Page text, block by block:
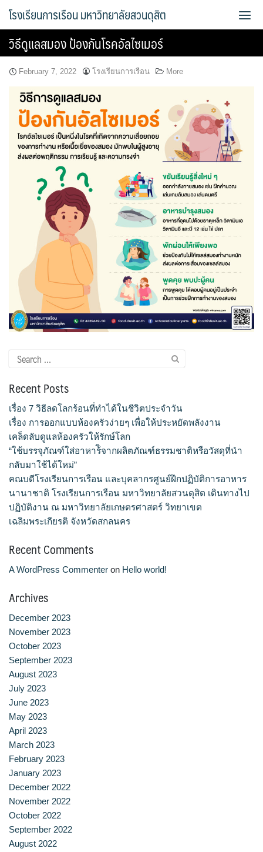
content
Bread Exclusive
Cake Exclusive
main
main2
Sample Page
การจัดการความรู้ (KM)
ข้อมูลติดต่อและการเดินทาง
ขั้นตอน/แนวทางการปฏิบัติงาน
คณะกรรมการประจำโรงเรียนการเรือน
ค่าเล่าเรียน
ค่าเล่าเรียน
คำถามที่พบบ่อย
คำสั่งแต่งตั้งคณะกรรมการด้านต่าง ๆ
คู่มือนักศึกษา
จำนวนบุคลากรและนักศึกษาโรงเรียนการเรือน
ตารางเรียน
ทำเนียบคณบดี
ทิศทางการดำเนินงานของมหาวิทยาลัยสวนดุสิต
ทุนการศึกษา
นักศึกษา
บันทึกเทปกิจกรรม
บุคลากรสายวิชาการ
บุคลากรสายสนับสนุนวิชาการ
ประวัติ วิสัยทัศน์ พันธกิจ โรงเรียนการเรือน
ปริญญาตรี
โรงเรียนการเรือน มหาวิทยาลัยสวนดุสิต
วิธีดูแลสมอง ป้องกันโรคอัลไซเมอร์
February 7, 2022 โรงเรียนการเรือน More
Search
for:
Recent Posts
เรื่อง 7 วิธีลดโลกร้อนที่ทำได้ในชีวิตประจำวัน
เรื่อง การออกแบบห้องครัวง่ายๆ เพื่อให้ประหยัดพลังงาน
เคล็ดลับดูแลห้องครัวให้รักษ์โลก
“ใช้บรรจุภัณฑ์ใส่อาหาร้ิจากผลิตภัณฑ์ธรรมชาติหรือวัสดุที่นำ
กลับมาใช้ได้ใหม่”
คณบดีโรงเรียนการเรือน และบุคลากรศูนย์ฝึกปฏิบัติการอาหาร
นานาชาติ โรงเรียนการเรือน มหาวิทยาลัยสวนดุสิต เดินทางไป
ปฏิบัติงาน ณ มหาวิทยาลัยเกษตรศาสตร์ วิทยาเขต
เฉลิมพระเกียรติ จังหวัดสกลนคร
Recent Comments
A WordPress Commenter on Hello world!
Archives
December 2023
November 2023
October 2023
September 2023
August 2023
July 2023
June 2023
May 2023
April 2023
March 2023
February 2023
January 2023
December 2022
November 2022
October 2022
September 2022
August 2022